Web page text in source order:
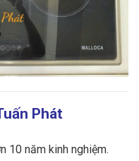
Phát
10 năm kinh nghiệm.